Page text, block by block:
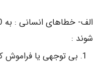
شوند :
بی توجهی یا فراموش